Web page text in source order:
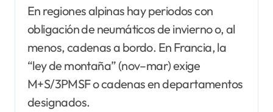
En regiones alpinas hay periodos con
obligación de neumáticos de invierno o, al
menos, cadenas a bordo. En Francia, la
“ley de montaña” (nov–mar) exige
M+S/3PMSF o cadenas en departamentos
designados.